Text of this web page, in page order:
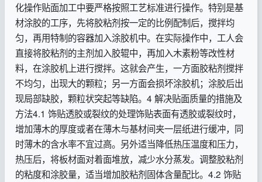
化操作贴面加工中要严格按照工艺标准进行操作。特别是基
材涂胶的工序，先将胶粘剂按一定的比例配制后，搅拌均
匀，再用特制的容器加入涂胶机中。在实际操作中，工人会
直接将胶粘剂的主剂加入胶辊中，再加入木素粉等改性材
料，在涂胶机上进行搅拌。这就会产生，一方面胶粘剂搅拌
不均匀，出现大的颗粒；另一方面会损坏涂胶机；涂胶后出
现局部缺胶，颗粒状突起等缺陷。4 解决贴面质量的措施及
方法4.1 饰贴透胶或裂纹的处理饰贴表面有透胶或裂纹时，
增加薄木的厚度或者在薄木与基材间夹一层纸进行缓冲，同
时薄木的含水率不宜过高。另外适当降低热压温度和压力，
热压后，将板材面对着面堆放，减少水分蒸发。调整胶粘剂
的粘度和涂胶量，适当增加胶粘剂固体含量配比。4.2 饰贴